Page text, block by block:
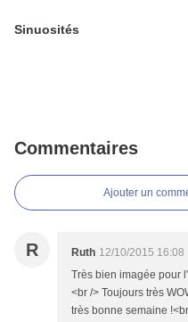
Sinuosités
Commentaires
Ajouter un
R Ruth 12/10/2015 16:08
Très bien imagée pour
<br /> Toujours très
très bonne semaine